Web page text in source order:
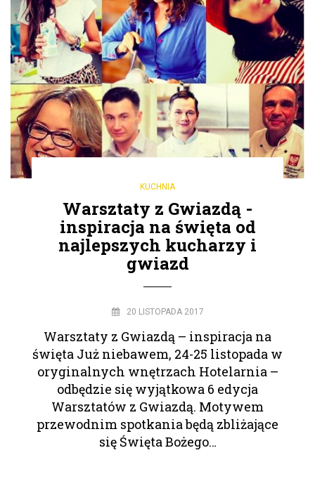
KUCHNIA
Warsztaty z Gwiazdą -
inspiracja na święta od
najlepszych kucharzy i
gwiazd
20 LISTOPADA 2017
Warsztaty z Gwiazdą – inspiracja na
święta Już niebawem, 24-25 listopada w
oryginalnych wnętrzach Hotelarnia –
odbędzie się wyjątkowa 6 edycja
Warsztatów z Gwiazdą. Motywem
przewodnim spotkania będą zbliżające
się Święta Bożego…